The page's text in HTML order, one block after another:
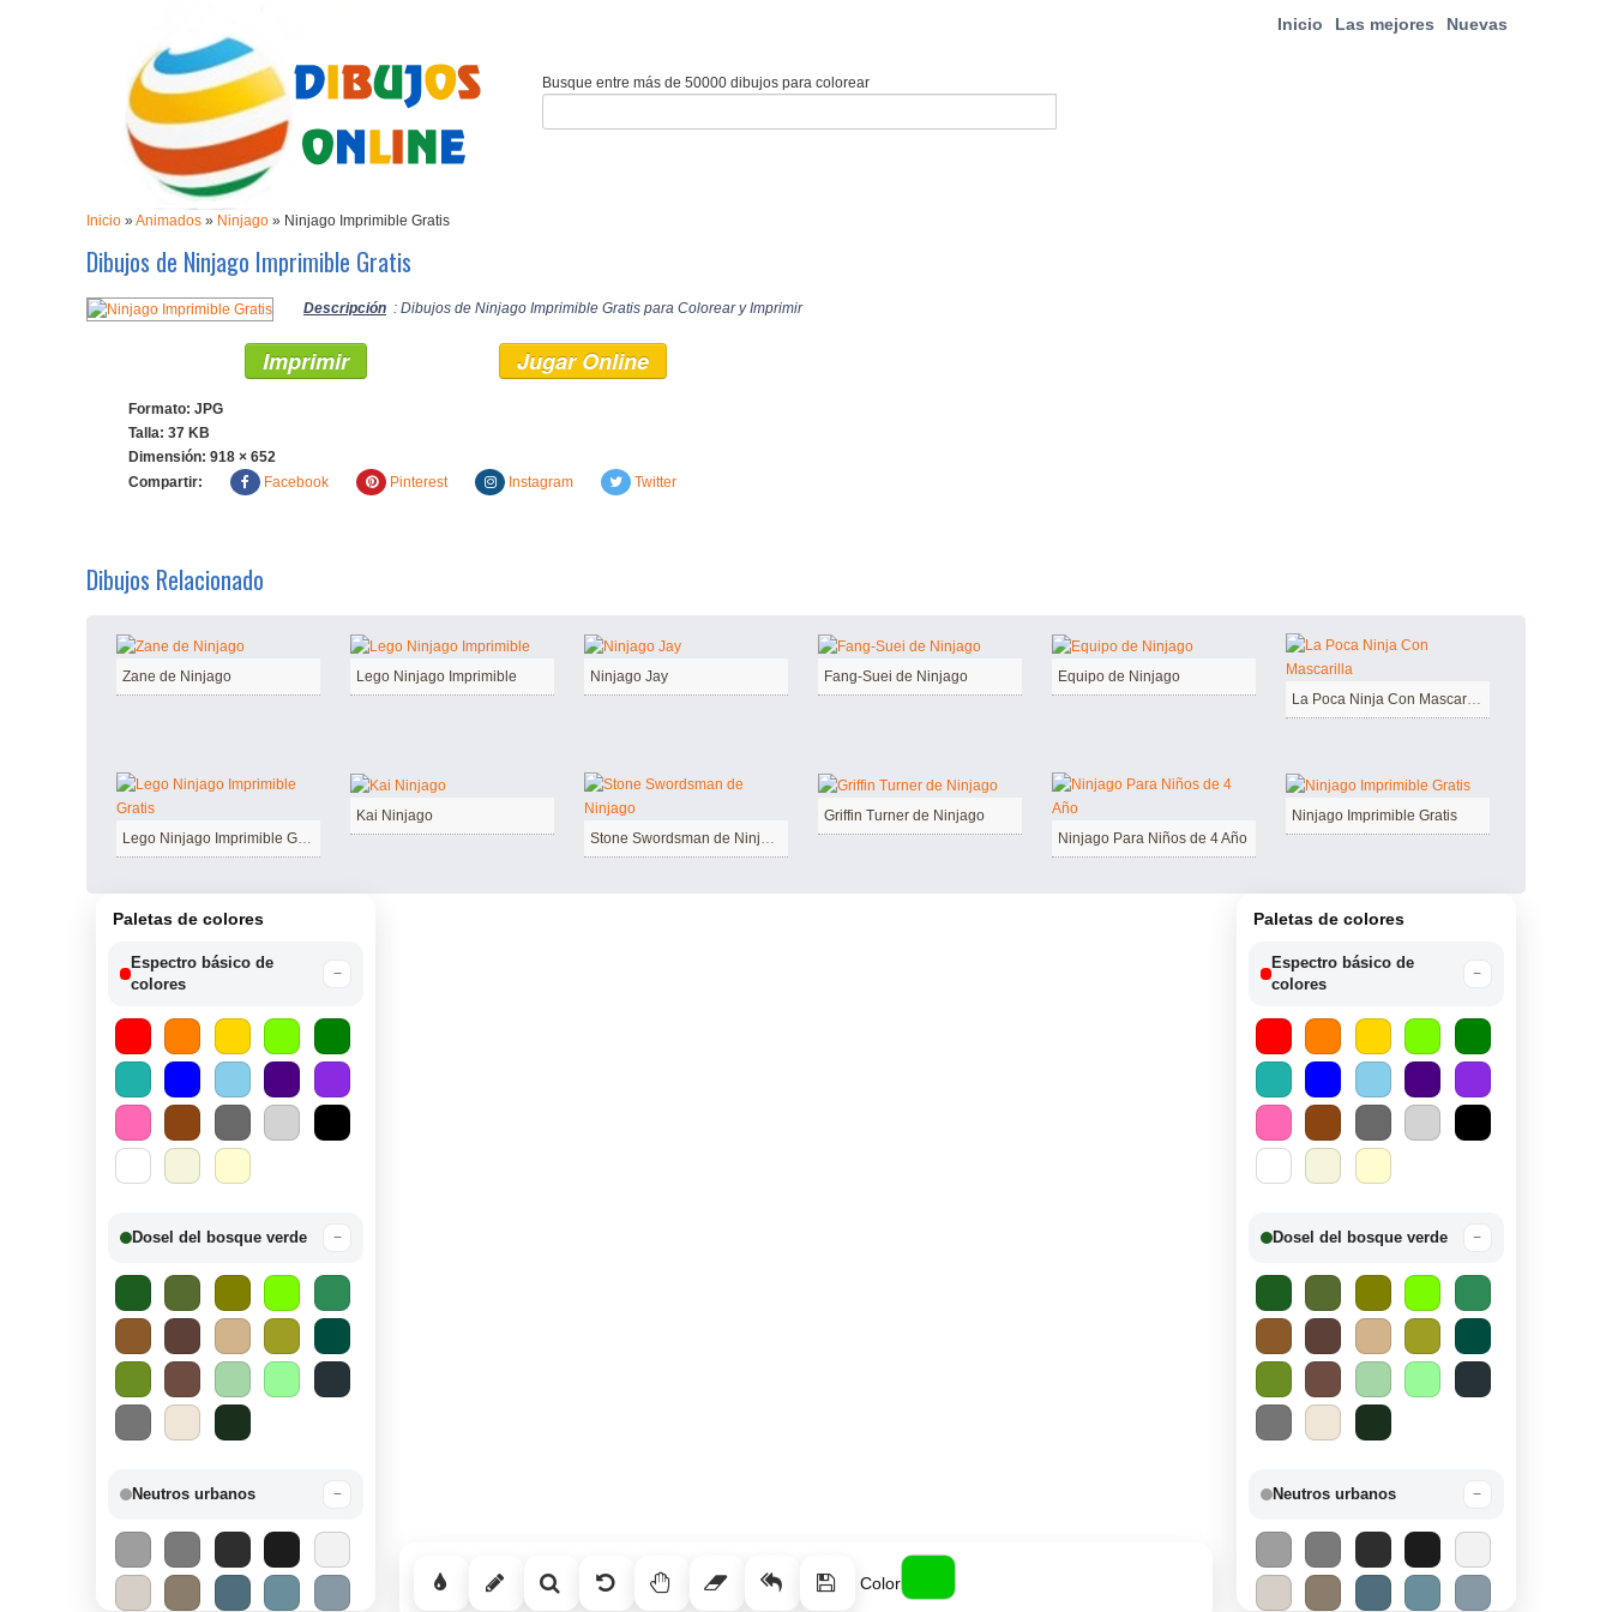
Inicio Las mejores Nuevas
Busque entre más de 50000 dibujos para colorear
Inicio »Animados » Ninjago » Ninjago Imprimible Gratis
Dibujos de Ninjago Imprimible Gratis
Descripción : Dibujos de Ninjago Imprimible Gratis para Colorear y Imprimir
Imprimir Jugar Online
Formato: JPG
Talla: 37 KB
Dimensión: 918 × 652
Compartir:
Facebook Pinterest Instagram Twitter
Dibujos Relacionado
Zane de Ninjago Lego Ninjago Imprimible Ninjago Jay Fang-Suei de Ninjago
Equipo de Ninjago
La Poca Ninja Con Mascarilla
Lego Ninjago Imprimible Gratis
Kai Ninjago
Stone Swordsman de Ninjago
Griffin Turner de Ninjago
Ninjago Para Niños de 4 Año
Ninjago Imprimible Gratis
Paletas de colores
Espectro básico de
colores
−
Dosel del bosque verde −
Neutros urbanos −
Color
Paletas de colores
Espectro básico de
colores
−
Dosel del bosque verde −
Neutros urbanos −